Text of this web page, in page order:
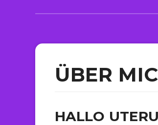
ÜBER
HALLO